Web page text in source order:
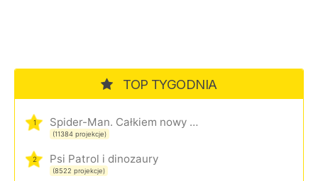
TOP TYGODNIA
1 Spider-Man. Całkiem nowy dzień
(11384 projekcje)
2 Psi Patrol i dinozaury
(8522 projekcje)